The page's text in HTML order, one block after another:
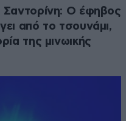
Ο έφηβος
από το τσουνάμι,
της μινωικής